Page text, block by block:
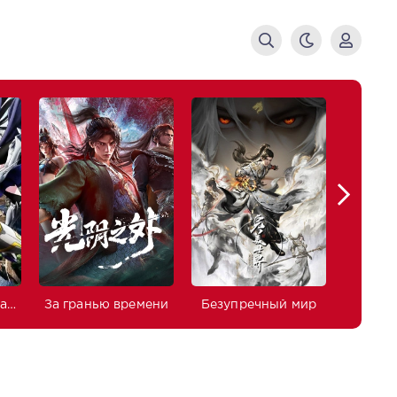
Изгнанный реинкарнированный тяжёлый рыцарь не имеет себе равных в знаниях игры За гранью времени Безупречный мир